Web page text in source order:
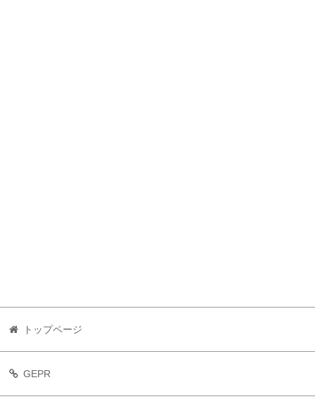
トップページ
GEPR